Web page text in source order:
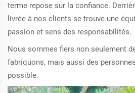
terme repose sur la confiance.
livrée à nos clients se trouve une
passion et sens des responsabilités.
Nous sommes fiers non seulement
fabriquons, mais aussi des
possible.